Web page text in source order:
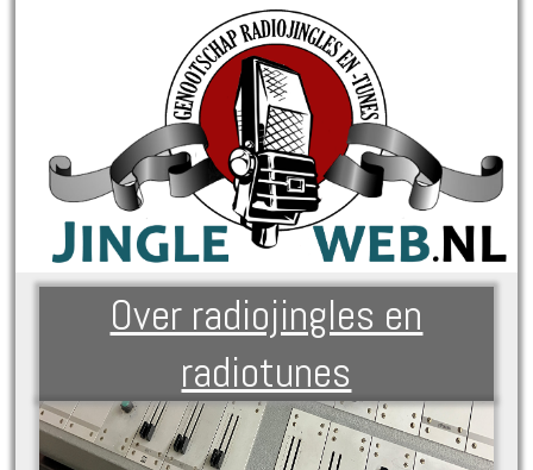
Over radiojingles en
radiotunes